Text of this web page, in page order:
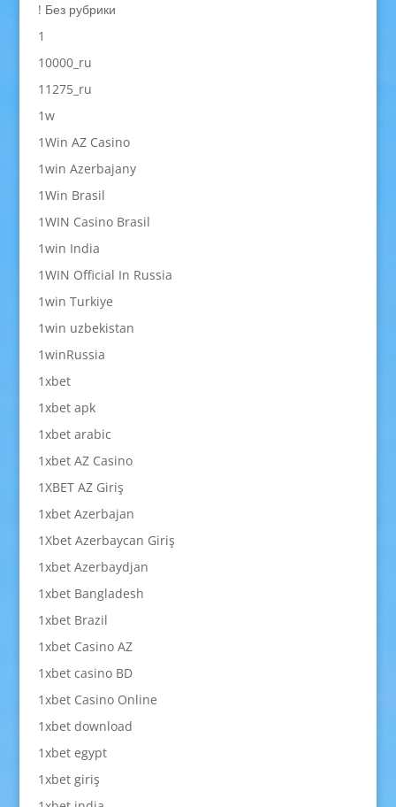
! Без рубрики
1
10000_ru
11275_ru
1w
1Win AZ Casino
1win Azerbajany
1Win Brasil
1WIN Casino Brasil
1win India
1WIN Official In Russia
1win Turkiye
1win uzbekistan
1winRussia
1xbet
1xbet apk
1xbet arabic
1xbet AZ Casino
1XBET AZ Giriş
1xbet Azerbajan
1Xbet Azerbaycan Giriş
1xbet Azerbaydjan
1xbet Bangladesh
1xbet Brazil
1xbet Casino AZ
1xbet casino BD
1xbet Casino Online
1xbet download
1xbet egypt
1xbet giriş